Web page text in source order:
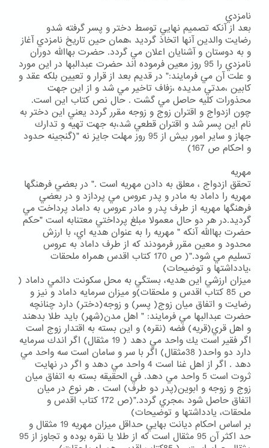
نامزدي
بعد از آنكه تصميم نهايي توسط دختر و پسر گرفته شدو
رضايت والدين آنها اتخاذ گرديد ،همان حين تاريخ نامزدي آغاز
و به دوستان و آشنايان اعلان مي گردد. حضرت بهاالله دوران
نامزدي را 95 روز معين فرموده اند حضرت عبدالبها در اين مورد
و علت آن مي فرمايند:" در قديم بعد از قرار و تعيين بلكه عقد و
كابين ،مدتي مديده ،زفاف تاخير مي شد و از اين جهت
محذورات كليه حاصل مي گشت . حال نص كتاب اين است.
چون ازدواج و اقتران زوج و زوجه مقرر گردد يعني اين دختر به
نام اين پسر شد و اقتران قطعي شد،به جهت تهيه و تدارك
جهاز و ساير امور بيش از 95 روز مهلت جايز نه "(گنجينه حدود
و احكام ص 167)
مهريه
تحقق ازدواج ، معلق به دادن مهريه است ." در بعضي فرهنگها
مهريه را داماد به مادر و پدر عروس مي پردازد و در بعضي
فرهنگها مهريه از طرف پدر و مادر عروس به داماد پرداخت مي
گرديد.در هر دو حال معمولا مبلغ پرداختي معتنابه است "حكم
حضرت بهاالله آنكه " مهريه را به عنوان هديه اي، با ارزش
محدود و معين مقرر فرمودند كه از طرف داماد به عروس
تسليم مي شود."( ص 170 كتاب اقدس همراه ملحقات
،يادداشتها و توضيحات)
ميزان ارزشي اين هديه، بستگي به محل سكونت دائمي داماد (
ص 85 كتاب اقدس و ملحقات)و ميزان سرمايه داماد و نيز و
رضايت و اتفاق ميان زوج( پسر) و زوجه(دختر) دارد چنانچه
حضرت عبدالبها مي فرمايند: " اهل مدن(شهر) بايد طلا بدهند
و اهل قري(قريه) فضه (نقره) و اين بسته به اقتدار زوج است
اگر فقير است يك واحد مي دهد ( 19 مثقال) اگر اندك سرمايه
دارد دو واحد( 38مثقال) اگر با سر و سامان است سه واحد مي
دهد . اگر از اهل غنا است 4 واحد مي دهد و اگر در نهايت
ثروت است 5 واحد مي دهد. في الحقيقه بسته به اتفاق ميان
زوج و زوجه و ابوين(پدر دو طرف) است . هر نوع در ميان
اتفاق حاصل شود ،مجري گردد."(ص 172 كتاب اقدس و
ملحقات، يادداشتها و توضيحات)
بر اساس احكام ديانت بهايي حداقل ميزان مهريه 19 مثقال و
حد اكثر آن 95 مثقال است كه از طلا يا نقره بوده و تجاوز از 95